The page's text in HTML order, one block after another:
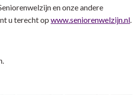
en onze andere
u terecht op www.seniorenwelzijn.nl.